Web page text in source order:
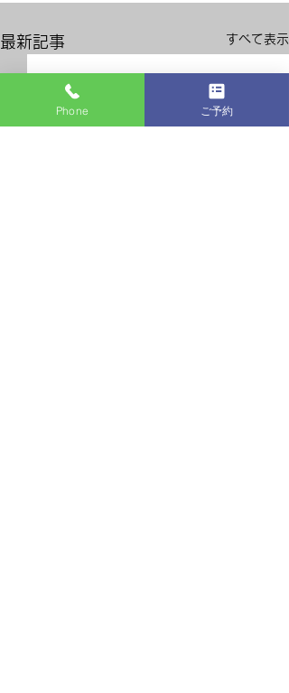
最新記事 すべて表示
Phone ご予約